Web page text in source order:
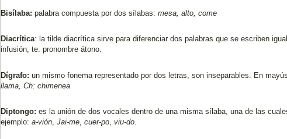
Bisílaba: palabra compuesta por dos sílabas: mesa, alto, come
Diacrítica: la tilde diacrítica sirve para diferenciar dos palabras que se escriben
infusión; te: pronombre átono.
Dígrafo: un mismo fonema representado por dos letras, son inseparables. En
llama, Ch: chimenea
Diptongo: es la unión de dos vocales dentro de una misma sílaba, una de las
ejemplo: a-vión Jai-me cuer-po viu-do